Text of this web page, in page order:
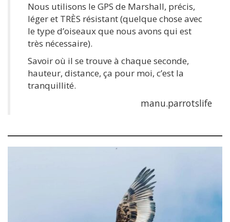
Nous utilisons le GPS de Marshall, précis,
léger et TRÈS résistant (quelque chose avec
le type d’oiseaux que nous avons qui est
très nécessaire).
Savoir où il se trouve à chaque seconde,
hauteur, distance, ça pour moi, c’est la
tranquillité.
manu.parrotslife